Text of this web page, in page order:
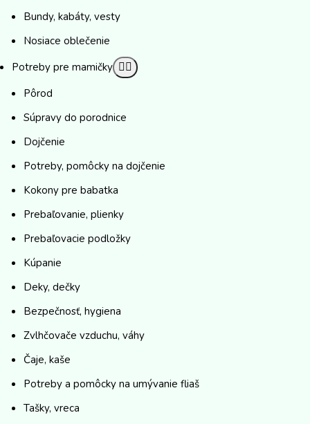
Bundy, kabáty, vesty
Nosiace oblečenie
Potreby pre mamičky
Pôrod
Súpravy do porodnice
Dojčenie
Potreby, pomôcky na dojčenie
Kokony pre babatka
Prebaľovanie, plienky
Prebaľovacie podložky
Kúpanie
Deky, dečky
Bezpečnosť, hygiena
Zvlhčovače vzduchu, váhy
Čaje, kaše
Potreby a pomôcky na umývanie fliaš
Tašky, vreca